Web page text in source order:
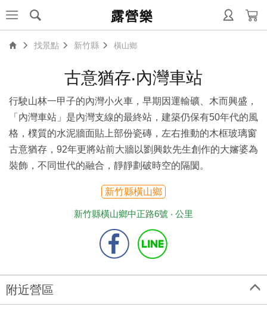
露營樂
找景點 新竹縣 橫山鄉
古意猶存‧內灣車站
行駛山林一甲子的內灣小火車，早期因運輸礦、木而興盛，
「內灣車站」是內灣支線的最終站，建築仍保有50年代的風
格，樸質的水泥牆面貼上部份瓷磚，左右推動的木框玻璃窗
古意猶存，92年更將站前大牆以劉興欽先生創作的大嬸婆為
裝飾，不同世代的融合，靜靜劃破時空的隔閡。
新竹縣橫山鄉
新竹縣橫山鄉中正路6號 ‧ 公里
附近營區